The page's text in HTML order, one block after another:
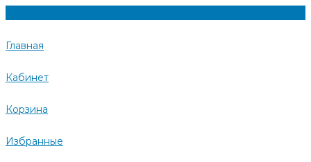
Главная
Кабинет
Корзина
Избранные